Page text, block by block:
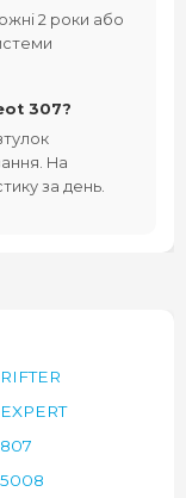
2 роки або
307?
На
за день.